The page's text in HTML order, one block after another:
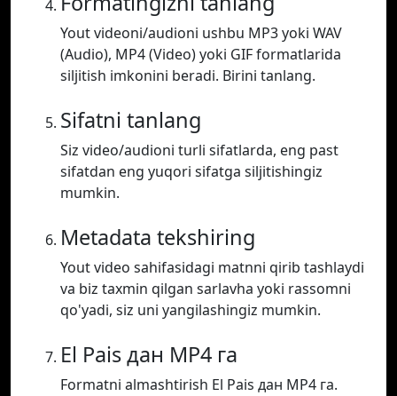
Yout videoni/audioni ushbu MP3 yoki WAV
(Audio), MP4 (Video) yoki GIF formatlarida
siljitish imkonini beradi. Birini tanlang.
Sifatni tanlang
Siz video/audioni turli sifatlarda, eng past
sifatdan eng yuqori sifatga siljitishingiz
mumkin.
Metadata tekshiring
Yout video sahifasidagi matnni qirib tashlaydi
va biz taxmin qilgan sarlavha yoki rassomni
qo'yadi, siz uni yangilashingiz mumkin.
El Pais дан MP4 га
Formatni almashtirish El Pais дан MP4 га.